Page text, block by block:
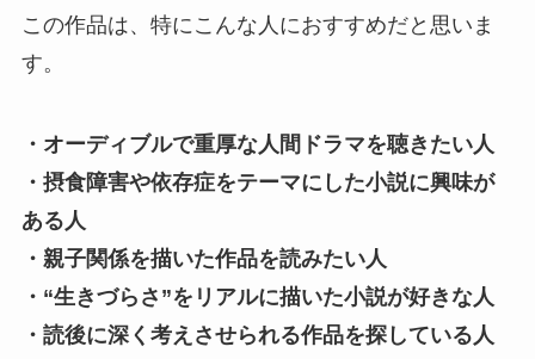
この作品は、特にこんな人におすすめだと思いま
す。
・オーディブルで重厚な人間ドラマを聴きたい人
・摂食障害や依存症をテーマにした小説に興味が
ある人
・親子関係を描いた作品を読みたい人
・“生きづらさ”をリアルに描いた小説が好きな人
・読後に深く考えさせられる作品を探している人